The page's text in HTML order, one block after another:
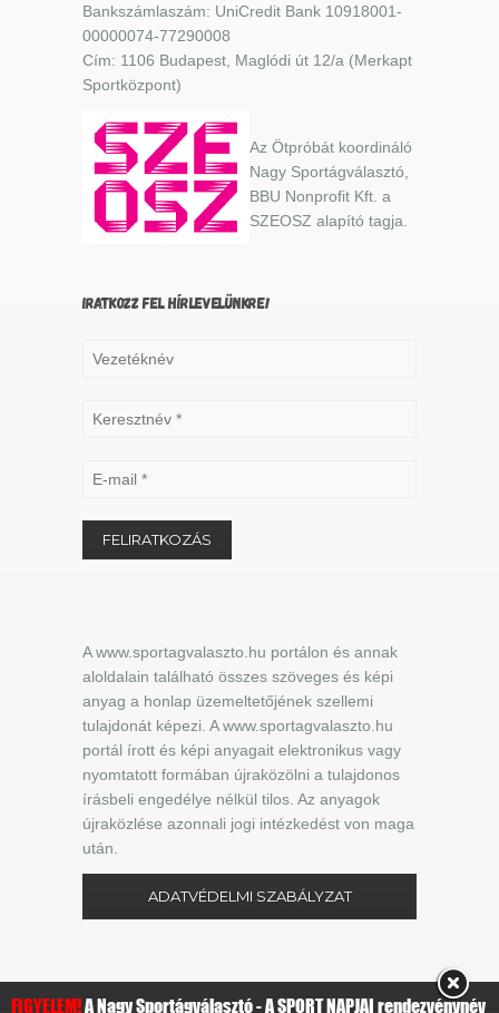
Bankszámlaszám: UniCredit Bank 10918001-
00000074-77290008
Cím: 1106 Budapest, Maglódi út 12/a (Merkapt
Sportközpont)
Az Ötpróbát koordináló
Nagy Sportágválasztó,
BBU Nonprofit Kft. a
SZEOSZ alapító tagja.
IRATKOZZ FEL HÍRLEVELÜNKRE!
A www.sportagvalaszto.hu portálon és annak
aloldalain található összes szöveges és képi
anyag a honlap üzemeltetőjének szellemi
tulajdonát képezi. A www.sportagvalaszto.hu
portál írott és képi anyagait elektronikus vagy
nyomtatott formában újraközölni a tulajdonos
írásbeli engedélye nélkül tilos. Az anyagok
újraközlése azonnali jogi intézkedést von maga
után.
ADATVÉDELMI SZABÁLYZAT
FIGYELEM!A Nagy Sportágválasztó - A SPORT NAPJAI rendezvénynév